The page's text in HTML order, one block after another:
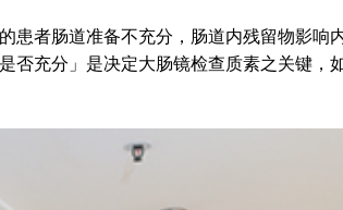
患者肠道准备不充分，肠道内残留物影响
否充分」是决定大肠镜检查质素之关键，